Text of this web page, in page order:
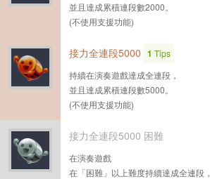
並且達成累積連段數2000。
(不使用支援功能)
接力全連段5000 1 Tips
持續在演奏遊戲達成全連段，
並且達成累積連段數5000。
(不使用支援功能)
接力全連段5000 困難
在演奏遊戲
在「困難」以上難度持續達成全連段，